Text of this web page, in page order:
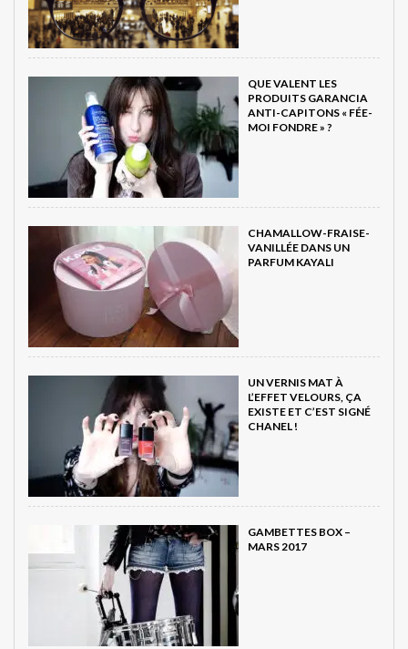
QUE VALENT LES
PRODUITS GARANCIA
ANTI-CAPITONS « FÉE-
MOI FONDRE » ?
CHAMALLOW-FRAISE-
VANILLÉE DANS UN
PARFUM KAYALI
UN VERNIS MAT À
L’EFFET VELOURS, ÇA
EXISTE ET C’EST SIGNÉ
CHANEL !
GAMBETTES BOX –
MARS 2017